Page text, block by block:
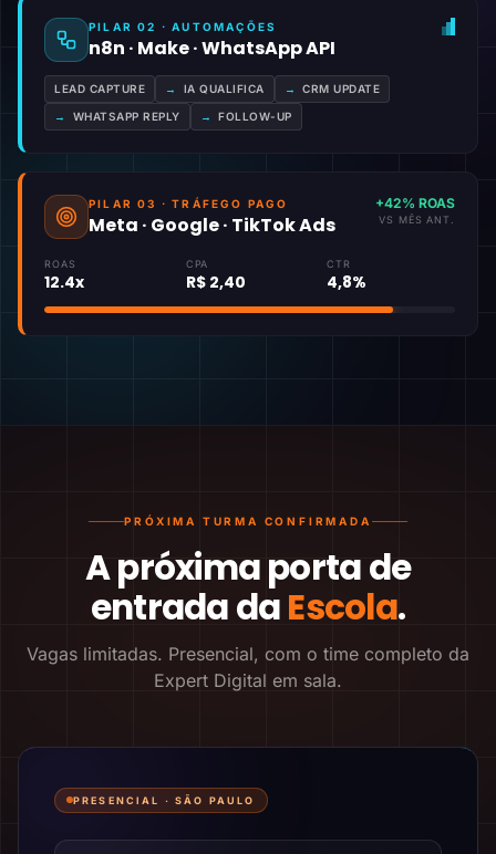
PILAR 02 · AUTOMAÇÕES
n8n · Make · WhatsApp API
LEAD CAPTURE → IA QUALIFICA → CRM UPDATE
→ WHATSAPP REPLY → FOLLOW-UP
PILAR 03 · TRÁFEGO PAGO
Meta · Google · TikTok Ads
+42% ROAS
VS MÊS ANT.
ROAS
12.4x
CPA
R$ 2,40
CTR
4,8%
PRÓXIMA TURMA CONFIRMADA
A próxima porta de
entrada daEscola.
Vagas limitadas. Presencial, com o time completo da
Expert Digital em sala.
PRESENCIAL ·SÃO PAULO